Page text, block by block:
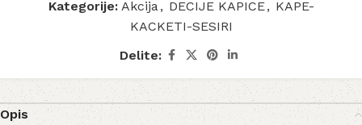
Kategorije: Akcija, DECIJE KAPICE, KAPE-
KACKETI-SESIRI
Delite:
Opis